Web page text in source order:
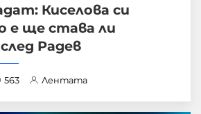
Киселова си
е ще става ли
Радев
563 Лентата